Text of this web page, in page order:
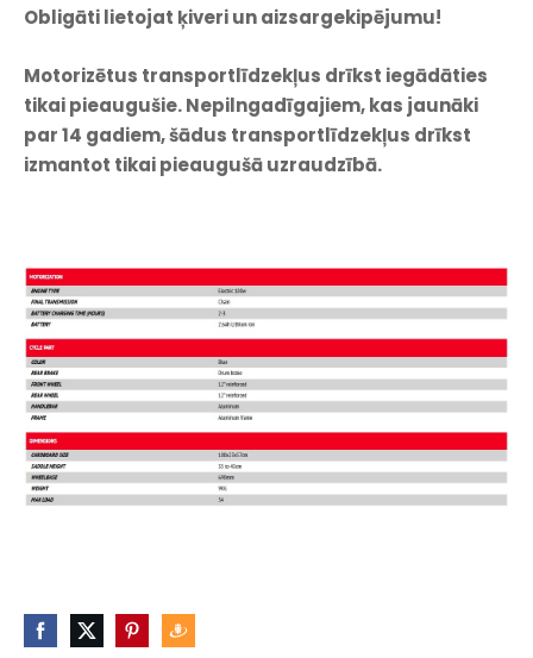
Obligāti lietojat ķiveri un aizsargekipējumu!
Motorizētus transportlīdzekļus drīkst iegādāties
tikai pieaugušie. Nepilngadīgajiem, kas jaunāki
par 14 gadiem, šādus transportlīdzekļus drīkst
izmantot tikai pieaugušā uzraudzībā.